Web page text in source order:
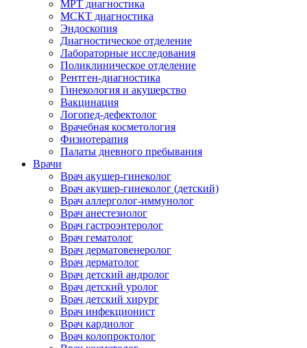
МРТ диагностика
МСКТ диагностика
Эндоскопия
Диагностическое отделение
Лабораторные исследования
Поликлиническое отделение
Рентген-диагностика
Гинекология и акушерство
Вакцинация
Логопед-дефектолог
Врачебная косметология
Физиотерапия
Палаты дневного пребывания
Врачи
Врач акушер-гинеколог
Врач акушер-гинеколог (детский)
Врач аллерголог-иммунолог
Врач анестезиолог
Врач гастроэнтеролог
Врач гематолог
Врач дерматовенеролог
Врач дерматолог
Врач детский андролог
Врач детский уролог
Врач детский хирург
Врач инфекционист
Врач кардиолог
Врач колопроктолог